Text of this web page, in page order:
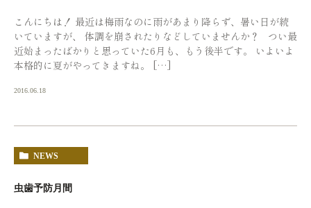
こんにちは！ 最近は梅雨なのに雨があまり降らず、暑い日が続
いていますが、 体調を崩されたりなどしていませんか？ つい最
近始まったばかりと思っていた6月も、もう後半です。 いよいよ
本格的に夏がやってきますね。 […]
2016.06.18
NEWS
虫歯予防月間